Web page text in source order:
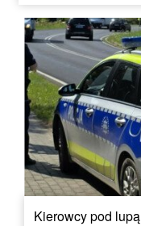
Kierowcy pod